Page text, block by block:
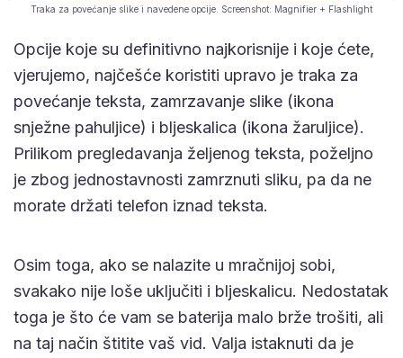
Traka za povećanje slike i navedene opcije. Screenshot: Magnifier + Flashlight
Opcije koje su definitivno najkorisnije i koje ćete,
vjerujemo, najčešće koristiti upravo je traka za
povećanje teksta, zamrzavanje slike (ikona
snježne pahuljice) i bljeskalica (ikona žaruljice).
Prilikom pregledavanja željenog teksta, poželjno
je zbog jednostavnosti zamrznuti sliku, pa da ne
morate držati telefon iznad teksta.
Osim toga, ako se nalazite u mračnijoj sobi,
svakako nije loše uključiti i bljeskalicu. Nedostatak
toga je što će vam se baterija malo brže trošiti, ali
na taj način štitite vaš vid. Valja istaknuti da je